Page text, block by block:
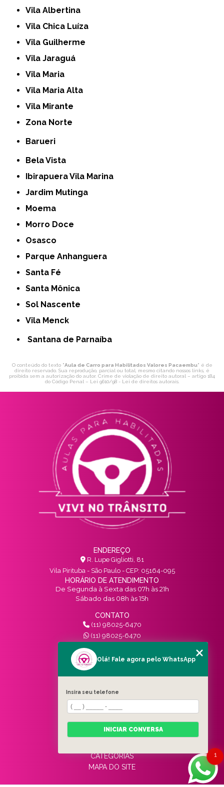
Vila Albertina
Vila Chica Luíza
Vila Guilherme
Vila Jaraguá
Vila Maria
Vila Maria Alta
Vila Mirante
Zona Norte
Barueri
Bela Vista
Ibirapuera Vila Marina
Jardim Mutinga
Moema
Morro Doce
Osasco
Parque Anhanguera
Santa Fé
Santa Mônica
Sol Nascente
Vila Menck
Santana de Parnaíba
O conteúdo do texto "Aula de Carro para Habilitados Valores Pacaembu" é de
direito reservado. Sua reprodução, parcial ou total, mesmo citando nossos links, é
proibida sem a autorização do autor. Crime de violação de direito autoral – artigo 184
do Código Penal – Lei 9610/98 - Lei de direitos autorais.
ENDEREÇO
R. Lupe Gigliotti, 81
Vila Pirituba - São Paulo - CEP: 05164-095
HORÁRIO DE ATENDIMENTO
De Segunda à Sexta das 07h às 21h
Sábado das 08h às 15h
CONTATO
(11) 98025-6470
(11) 98025-6470
contato@vivinotransito.com.br
SIGA-NOS!
MENU
HOME
QUEM SOMOS
SERVIÇOS
BLOG
CATEGORIAS
MAPA DO SITE
1
Olá! Fale agora pelo WhatsApp
Insira seu telefone
INICIAR CONVERSA